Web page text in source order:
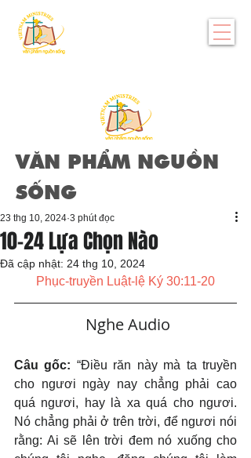
VĂN PHẨM NGUỒN
SỐNG
10-24 Lựa Chọn Nào
23 thg 10, 2024 3 phút đọc
Đã cập nhật: 24 thg 10, 2024
Phục-truyền Luật-lệ Ký 30:11-20
   Nghe Audio
Câu gốc: “Điều răn này mà ta truyền
cho ngươi ngày nay chẳng phải cao
quá ngươi, hay là xa quá cho ngươi.
Nó chẳng phải ở trên trời, để ngươi nói
rằng: Ai sẽ lên trời đem nó xuống cho